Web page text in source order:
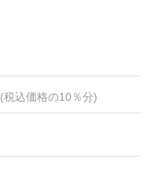
(税込価格の10％分)